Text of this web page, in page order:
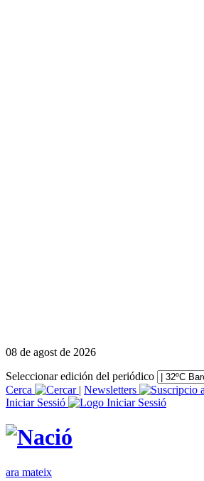
08 de agost de 2026
Seleccionar edición del periódico
Cerca
| Newsletters
Iniciar Sessió
ara mateix